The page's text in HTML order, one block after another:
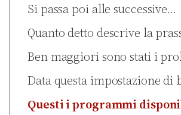
Si passa poi alle successive…
Quanto detto descrive la
Ben maggiori sono stati i
Data questa impostazione di
Questi i programmi